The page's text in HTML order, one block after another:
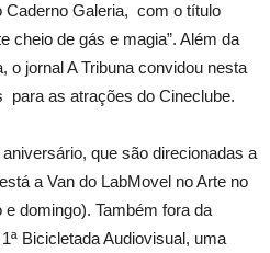
Caderno Galeria, com o título
cheio de gás e magia”. Além da
o jornal A Tribuna convidou nesta
para as atrações do Cineclube.
que são direcionadas a
a Van do LabMovel no Arte no
domingo). Também fora da
Bicicletada Audiovisual, uma